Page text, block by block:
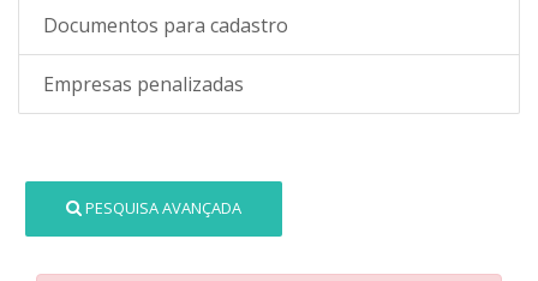
Documentos para cadastro
Empresas penalizadas
PESQUISA AVANÇADA